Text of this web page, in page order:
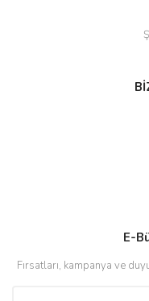
E-
Fırsatları, kampanya ve